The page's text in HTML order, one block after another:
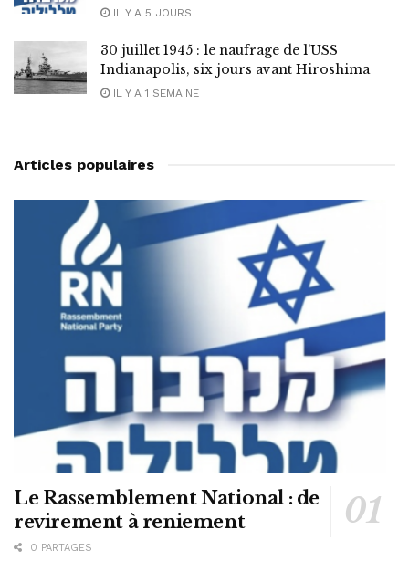
IL Y A 5 JOURS
30 juillet 1945 : le naufrage de l’USS
Indianapolis, six jours avant Hiroshima
IL Y A 1 SEMAINE
Articles populaires
Le Rassemblement National : de
revirement à reniement
0 PARTAGES